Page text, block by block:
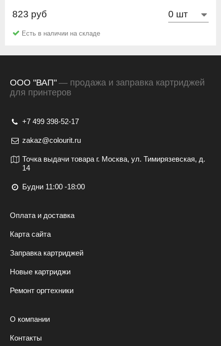
Hi-Black
823 руб
Есть в наличии на складе
ООО "ВАП" — продажа и заправка картриджей
для принтеров
+7 499 398-52-17
zakaz@colourit.ru
Точка выдачи товара г. Москва, ул. Тимирязевская, д.
14
Будни 11:00 -18:00
Оплата и доставка
Карта сайта
Заправка картриджей
Новые картриджи
Ремонт оргтехники
О компании
Контакты